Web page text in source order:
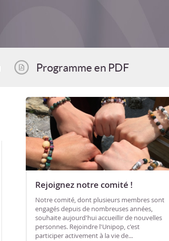
Programme en PDF
Rejoignez notre comité !
Notre comité, dont plusieurs membres sont
engagés depuis de nombreuses années,
souhaite aujourd'hui accueillir de nouvelles
personnes. Rejoindre l'Unipop, c'est
participer activement à la vie de...